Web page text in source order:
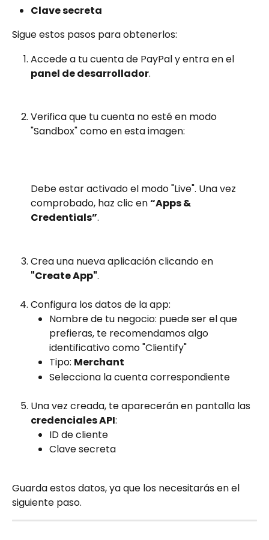
Clave secreta
Sigue estos pasos para obtenerlos:
Accede a tu cuenta de PayPal y entra en el
panel de desarrollador.
Verifica que tu cuenta no esté en modo
"Sandbox" como en esta imagen:
Debe estar activado el modo "Live". Una vez
comprobado, haz clic en “Apps &
Credentials”.
Crea una nueva aplicación clicando en
"Create App".
Configura los datos de la app:
Nombre de tu negocio: puede ser el que
prefieras, te recomendamos algo
identificativo como "Clientify"
Tipo: Merchant
Selecciona la cuenta correspondiente
Una vez creada, te aparecerán en pantalla las
credenciales API:
ID de cliente
Clave secreta
Guarda estos datos, ya que los necesitarás en el
siguiente paso.